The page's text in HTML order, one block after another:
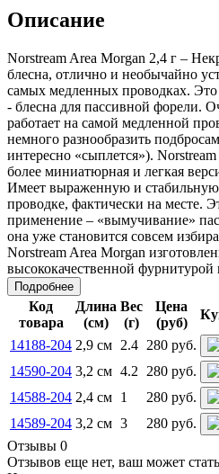
Описание
Norstream Area Morgan 2,4 г –
блесна, отлично и необычайно
самых медленных проводках. Это
- блесна для пассивной форели.
работает на самой медленной
немного разнообразить
интересно «сыплется»).
более миниатюрная и легкая
Имеет выраженную и
проводке, фактически на месте.
применение – «вымучивание»
она уже становится совсем
Norstream Area Morgan
высококачественной
Подробнее
Код
товара
Длина
(см)
Вес
(г)
Цена
(руб)
14188-204 2,9 см 2.4 280 руб.
14590-204 3,2 см 4.2
280 руб.
14588-204 2,4 см 1
280 руб.
14589-204 3,2 см 3
280 руб.
Отзывы 0
Отзывов еще нет, ваш может